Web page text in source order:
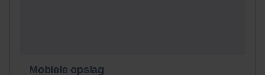
Mobiele opslag